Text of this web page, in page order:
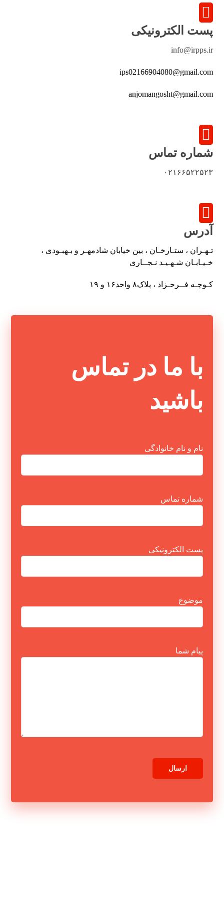
پست الکترونیکی
info@irpps.ir
ips02166904080@gmail.com
anjomangosht@gmail.com
شماره تماس
۰۲۱۶۶۵۲۲۵۲۳
آدرس
تـهـران ، ستـارخـان ، بین خیابان شادمهـر و بـهبـودی ،
خـیـابـان شـهـیـد نـجــاری
کـوچـه فــرحـزاد ، پلاک۸ واحد۱۶ و ۱۹
با ما در تماس
باشید
نام و نام خانوادگی
شماره تماس
پست الکترونیکی
موضوع
پیام شما